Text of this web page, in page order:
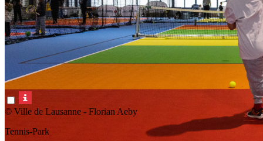
© Ville de Lausanne - Florian Aeby
Tennis-Park